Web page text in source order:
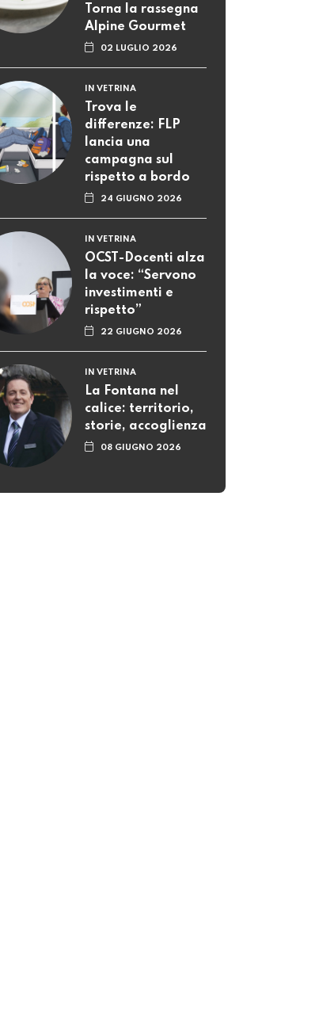
Torna la rassegna
Alpine Gourmet
02 LUGLIO 2026
IN VETRINA
Trova le
differenze: FLP
lancia una
campagna sul
rispetto a bordo
24 GIUGNO 2026
IN VETRINA
OCST-Docenti alza
la voce: “Servono
investimenti e
rispetto”
22 GIUGNO 2026
IN VETRINA
La Fontana nel
calice: territorio,
storie, accoglienza
08 GIUGNO 2026